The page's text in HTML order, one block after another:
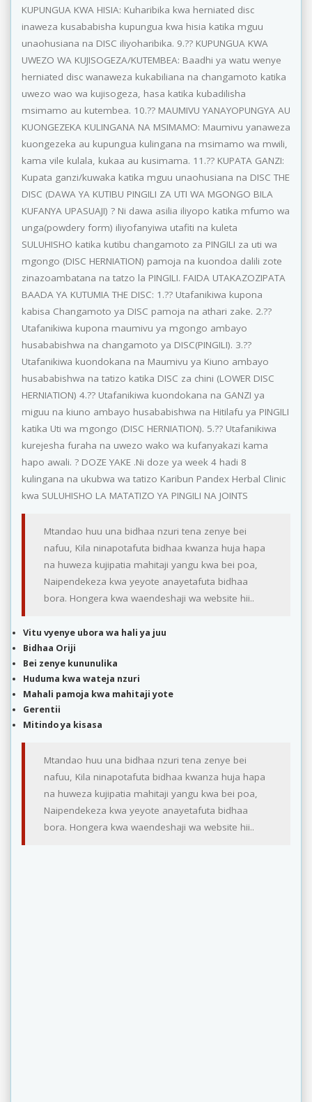
KUPUNGUA KWA HISIA: Kuharibika kwa herniated disc
inaweza kusababisha kupungua kwa hisia katika mguu
unaohusiana na DISC iliyoharibika. 9.?? KUPUNGUA KWA
UWEZO WA KUJISOGEZA/KUTEMBEA: Baadhi ya watu wenye
herniated disc wanaweza kukabiliana na changamoto katika
uwezo wao wa kujisogeza, hasa katika kubadilisha
msimamo au kutembea. 10.?? MAUMIVU YANAYOPUNGYA AU
KUONGEZEKA KULINGANA NA MSIMAMO: Maumivu yanaweza
kuongezeka au kupungua kulingana na msimamo wa mwili,
kama vile kulala, kukaa au kusimama. 11.?? KUPATA GANZI:
Kupata ganzi/kuwaka katika mguu unaohusiana na DISC THE
DISC (DAWA YA KUTIBU PINGILI ZA UTI WA MGONGO BILA
KUFANYA UPASUAJI) ? Ni dawa asilia iliyopo katika mfumo wa
unga(powdery form) iliyofanyiwa utafiti na kuleta
SULUHISHO katika kutibu changamoto za PINGILI za uti wa
mgongo (DISC HERNIATION) pamoja na kuondoa dalili zote
zinazoambatana na tatzo la PINGILI. FAIDA UTAKAZOZIPATA
BAADA YA KUTUMIA THE DISC: 1.?? Utafanikiwa kupona
kabisa Changamoto ya DISC pamoja na athari zake. 2.??
Utafanikiwa kupona maumivu ya mgongo ambayo
husababishwa na changamoto ya DISC(PINGILI). 3.??
Utafanikiwa kuondokana na Maumivu ya Kiuno ambayo
husababishwa na tatizo katika DISC za chini (LOWER DISC
HERNIATION) 4.?? Utafanikiwa kuondokana na GANZI ya
miguu na kiuno ambayo husababishwa na Hitilafu ya PINGILI
katika Uti wa mgongo (DISC HERNIATION). 5.?? Utafanikiwa
kurejesha furaha na uwezo wako wa kufanyakazi kama
hapo awali. ? DOZE YAKE .Ni doze ya week 4 hadi 8
kulingana na ukubwa wa tatizo Karibun Pandex Herbal Clinic
kwa SULUHISHO LA MATATIZO YA PINGILI NA JOINTS
Mtandao huu una bidhaa nzuri tena zenye bei
nafuu, Kila ninapotafuta bidhaa kwanza huja hapa
na huweza kujipatia mahitaji yangu kwa bei poa,
Naipendekeza kwa yeyote anayetafuta bidhaa
bora. Hongera kwa waendeshaji wa website hii..
Vitu vyenye ubora wa hali ya juu
Bidhaa Oriji
Bei zenye kununulika
Huduma kwa wateja nzuri
Mahali pamoja kwa mahitaji yote
Gerentii
Mitindo ya kisasa
Mtandao huu una bidhaa nzuri tena zenye bei
nafuu, Kila ninapotafuta bidhaa kwanza huja hapa
na huweza kujipatia mahitaji yangu kwa bei poa,
Naipendekeza kwa yeyote anayetafuta bidhaa
bora. Hongera kwa waendeshaji wa website hii..